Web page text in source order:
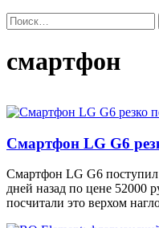
Найти:
смартфон
Смартфон LG G6
Смартфон LG G6
дней назад по цене 52000
посчитали это верхом